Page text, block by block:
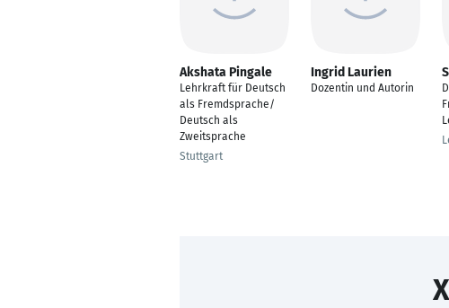
Akshata Pingale
Lehrkraft für Deutsch
als Fremdsprache/
Deutsch als
Zweitsprache
Stuttgart
Ingrid Laurien
Dozentin und Autorin